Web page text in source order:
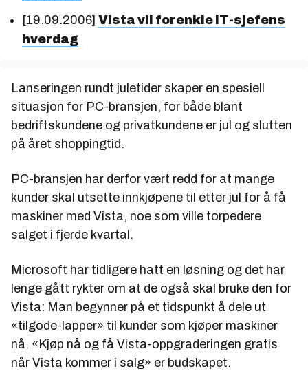
[19.09.2006] Vista vil forenkle IT-sjefens
hverdag
Lanseringen rundt juletider skaper en spesiell
situasjon for PC-bransjen, for både blant
bedriftskundene og privatkundene er jul og slutten
på året shoppingtid.
PC-bransjen har derfor vært redd for at mange
kunder skal utsette innkjøpene til etter jul for å få
maskiner med Vista, noe som ville torpedere
salget i fjerde kvartal.
Microsoft har tidligere hatt en løsning og det har
lenge gått rykter om at de også skal bruke den for
Vista: Man begynner på et tidspunkt å dele ut
«tilgode-lapper» til kunder som kjøper maskiner
nå. «Kjøp nå og få Vista-oppgraderingen gratis
når Vista kommer i salg» er budskapet.